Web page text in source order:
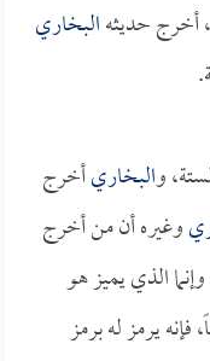
حديثهالبخاري
والبخاريأخرج
وغيره أن من أخرج
الذي يميز هو
يرمز له برمز